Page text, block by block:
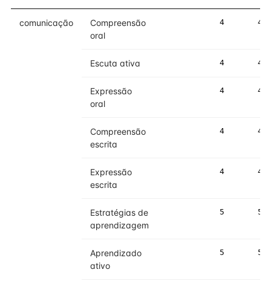
comunicação
Compreensão
oral
4 4
Escuta ativa 4 4
Expressão
oral
4 4
Compreensão
escrita
4 4
Expressão
escrita
4 4
Estratégias de
aprendizagem
5 5
Aprendizado
ativo
5 5